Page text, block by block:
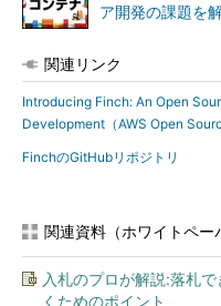
ア開発の課題を
関連リンク
Introducing Finch: An Open
Development（AWS Open
FinchのGitHubリポジトリ
関連資料（ホワイトペー
入札のプロが解説:落札
くためのポイント